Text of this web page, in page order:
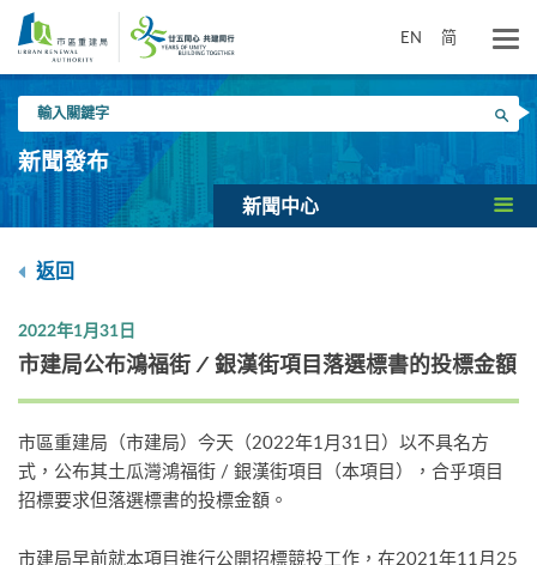
要
EN 简
入
關
鍵
搜尋
新聞發布
新聞中心
返回
2022年1月31日
市建局公布鴻福街 / 銀漢街項目落選標書的投標金額
市區重建局（市建局）今天（2022年1月31日）以不具名方
式，公布其土瓜灣鴻福街 / 銀漢街項目（本項目），合乎項目
招標要求但落選標書的投標金額。
市建局早前就本項目進行公開招標競投工作，在2021年11月25